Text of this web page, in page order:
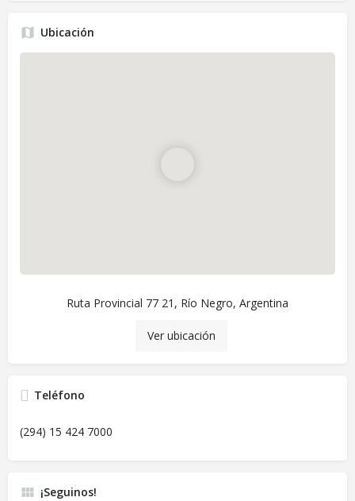
Ubicación
Ruta Provincial 77 21, Río Negro, Argentina
Ver ubicación
Teléfono
(294) 15 424 7000
¡Seguinos!